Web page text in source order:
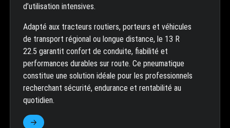
d’utilisation intensives.
Adapté aux tracteurs routiers, porteurs et véhicules
de transport régional ou longue distance, le 13 R
22.5 garantit confort de conduite, fiabilité et
performances durables sur route. Ce pneumatique
constitue une solution idéale pour les professionnels
recherchant sécurité, endurance et rentabilité au
quotidien.